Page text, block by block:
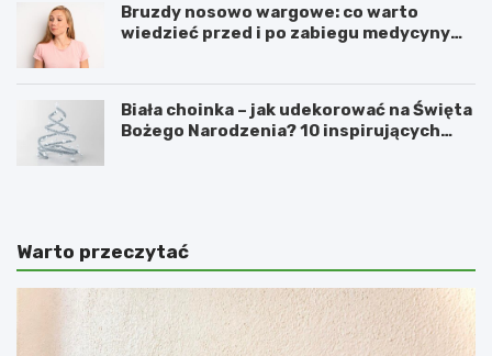
Bruzdy nosowo wargowe: co warto
wiedzieć przed i po zabiegu medycyny
Biała choinka – jak udekorować na Święta
Bożego Narodzenia? 10 inspirujących
Warto przeczytać